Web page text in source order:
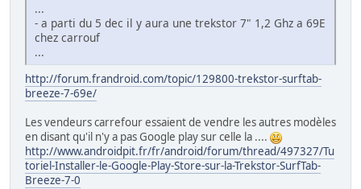
...
- a parti du 5 dec il y aura une trekstor 7" 1,2 Ghz a 69E
chez carrouf
...
http://forum.frandroid.com/topic/129800-trekstor-surftab-
breeze-7-69e/
Les vendeurs carrefour essaient de vendre les autres modèles
en disant qu'il n'y a pas Google play sur celle la ....
http://www.androidpit.fr/fr/android/forum/thread/497327/Tu
toriel-Installer-le-Google-Play-Store-sur-la-Trekstor-SurfTab-
Breeze-7-0